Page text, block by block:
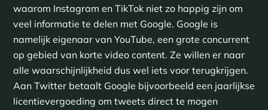
waarom Instagram en TikTok niet zo happig zijn om
veel informatie te delen met Google. Google is
namelijk eigenaar van YouTube, een grote concurrent
op gebied van korte video content. Ze willen er naar
alle waarschijnlijkheid dus wel iets voor terugkrijgen.
Aan Twitter betaalt Google bijvoorbeeld een jaarlijkse
licentievergoeding om tweets direct te mogen